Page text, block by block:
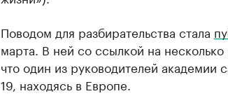
Поводом для разбирательства стала
марта. В ней со ссылкой на несколько
что один из руководителей академии
19, находясь в Европе.